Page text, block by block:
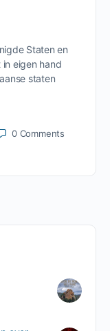
Staten en
eigen hand
staten
0 Comments